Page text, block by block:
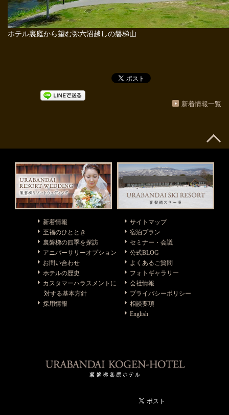
ホテル裏庭から望む弥六沼越しの磐梯山
新着情報一覧
新着情報
至福のひととき
裏磐梯の四季を探訪
アニバーサリーオプション
お問い合わせ
ホテルの歴史
カスタマーハラスメントに
対する基本方針
採用情報
サイトマップ
宿泊プラン
セミナー・会議
公式BLOG
よくあるご質問
フォトギャラリー
会社情報
プライバシーポリシー
相談要項
English